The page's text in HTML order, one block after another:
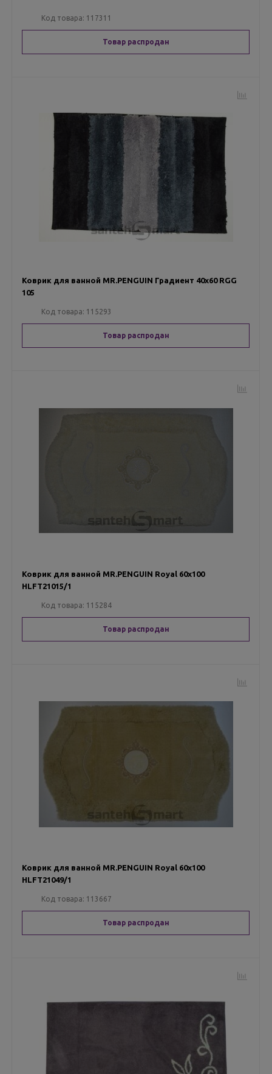
Код товара: 117311
Товар распродан
Коврик для ванной MR.PENGUIN Градиент 40х60 RGG
105
Код товара: 115293
Товар распродан
Коврик для ванной MR.PENGUIN Royal 60х100
HLFT21015/1
Код товара: 115284
Товар распродан
Коврик для ванной MR.PENGUIN Royal 60х100
HLFT21049/1
Код товара: 113667
Товар распродан